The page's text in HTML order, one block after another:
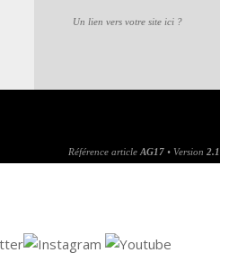
Un lien vers votre site ici ?
Référence article AG17 • Version 2.1